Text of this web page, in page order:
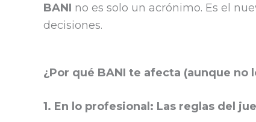
BANI no es solo un acrónimo. Es el
decisiones.
¿Por qué BANI te afecta (aunque no
1. En lo profesional: Las reglas del